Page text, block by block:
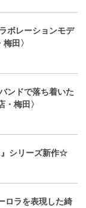
ボレーションモデ
田〉
ンドで落ち着いた
梅田〉
』シリーズ新作☆
ロラを表現した綺